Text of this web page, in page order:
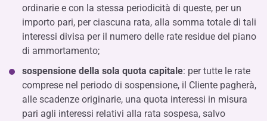
ordinarie e con la stessa periodicità di queste, per un
importo pari, per ciascuna rata, alla somma totale di tali
interessi divisa per il numero delle rate residue del piano
di ammortamento;
sospensione della sola quota capitale: per tutte le rate
comprese nel periodo di sospensione, il Cliente pagherà,
alle scadenze originarie, una quota interessi in misura
pari agli interessi relativi alla rata sospesa, salvo